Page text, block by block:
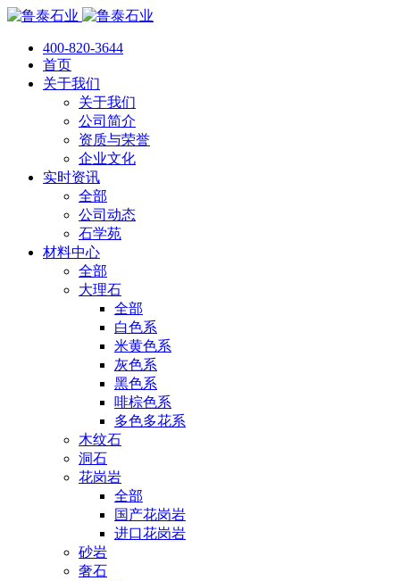
400-820-3644
首页
关于我们
关于我们
公司简介
资质与荣誉
企业文化
实时资讯
全部
公司动态
石学苑
材料中心
全部
大理石
全部
白色系
米黄色系
灰色系
黑色系
啡棕色系
多色多花系
木纹石
洞石
花岗岩
全部
国产花岗岩
进口花岗岩
砂岩
奢石